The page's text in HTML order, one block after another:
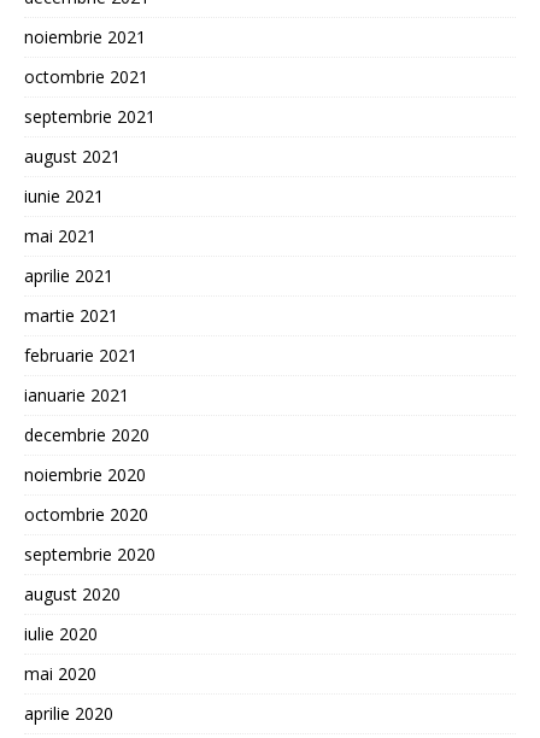
noiembrie 2021
octombrie 2021
septembrie 2021
august 2021
iunie 2021
mai 2021
aprilie 2021
martie 2021
februarie 2021
ianuarie 2021
decembrie 2020
noiembrie 2020
octombrie 2020
septembrie 2020
august 2020
iulie 2020
mai 2020
aprilie 2020